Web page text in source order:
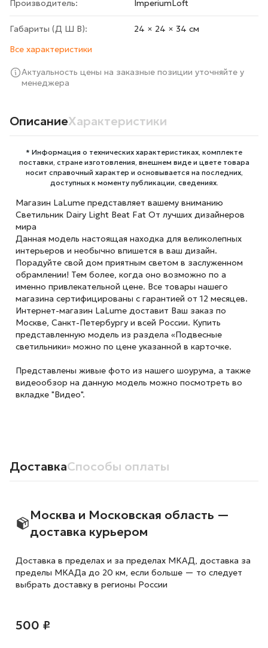
Производитель: ImperiumLoft
Габариты (Д Ш В):
24 × 24 × 34 cм
Все характеристики
Актуальность цены на заказные позиции уточняйте у
менеджера
ОписаниеХарактеристики
* Информация о технических характеристиках, комплекте
поставки, стране изготовления, внешнем виде и цвете товара
носит справочный характер и основывается на последних,
доступных к моменту публикации, сведениях.
Магазин LaLume представляет вашему вниманию
Светильник Dairy Light Beat Fat От лучших дизайнеров
мира
Данная модель настоящая находка для великолепных
интерьеров и необычно впишется в ваш дизайн.
Порадуйте свой дом приятным светом в заслуженном
обрамлении! Тем более, когда оно возможно по а
именно привлекательной цене. Все товары нашего
магазина сертифицированы с гарантией от 12 месяцев.
Интернет-магазин LaLume доставит Ваш заказ по
Москве, Санкт-Петербургу и всей России. Купить
представленную модель из раздела «Подвесные
светильники» можно по цене указанной в карточке.
Представлены живые фото из нашего шоурума, а также
видеообзор на данную модель можно посмотреть во
вкладке "Видео".
ДоставкаСпособы оплаты
Москва и Московская область —
доставка курьером
Доставка в пределах и за пределах МКАД, доставка за
пределы МКАДа до 20 км, если больше — то следует
выбрать доставку в регионы России
500 ₽